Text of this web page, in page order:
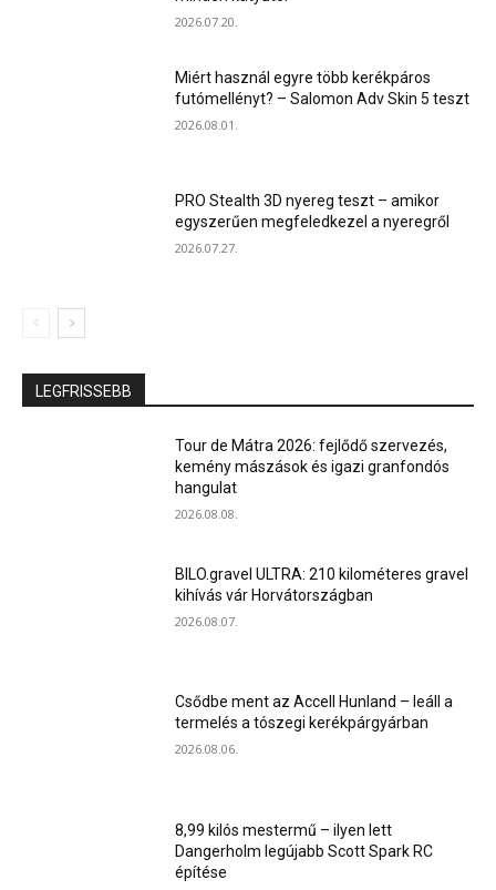
2026.07.20.
Miért használ egyre több kerékpáros
futómellényt? – Salomon Adv Skin 5 teszt
2026.08.01.
PRO Stealth 3D nyereg teszt – amikor
egyszerűen megfeledkezel a nyeregről
2026.07.27.
LEGFRISSEBB
Tour de Mátra 2026: fejlődő szervezés,
kemény mászások és igazi granfondós
hangulat
2026.08.08.
BILO.gravel ULTRA: 210 kilométeres gravel
kihívás vár Horvátországban
2026.08.07.
Csődbe ment az Accell Hunland – leáll a
termelés a tószegi kerékpárgyárban
2026.08.06.
8,99 kilós mestermű – ilyen lett
Dangerholm legújabb Scott Spark RC
építése